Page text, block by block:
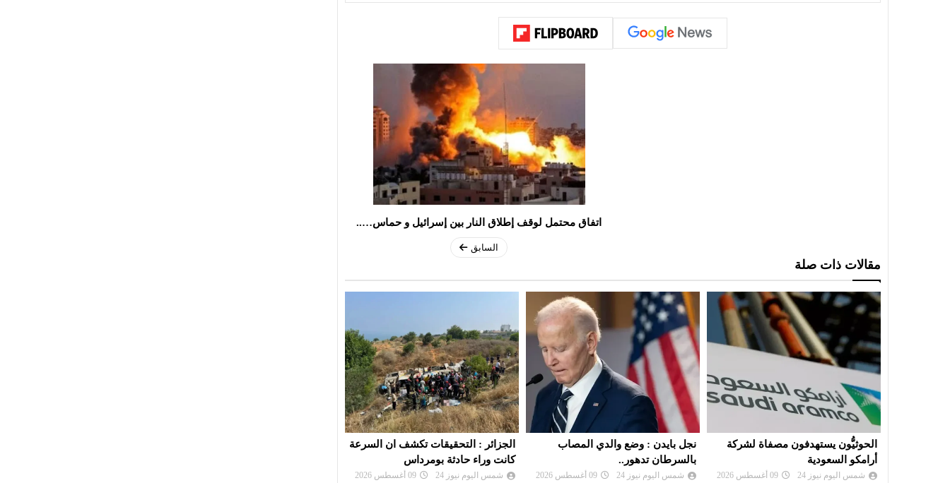
اتفاق محتمل لوقف إطلاق النار بين إسرائيل و حماس…..
السابق
مقالات ذات صلة
نجل بايدن : وضع والدي المصاب
بالسرطان تدهور..
شمس اليوم نيوز 24 09 أغسطس 2026
الجزائر : التحقيقات تكشف ان السرعة
كانت وراء حادثة بومرداس
شمس اليوم نيوز 24 09 أغسطس 2026
الحوثيُّون يستهدفون مصفاة لشركة
أرامكو السعودية
شمس اليوم نيوز 24 09 أغسطس 2026